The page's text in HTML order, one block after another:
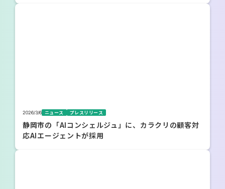
ニュース プレスリリース
2026/3/6
静岡市の「AIコンシェルジュ」に、カラクリの顧客対
応AIエージェントが採用